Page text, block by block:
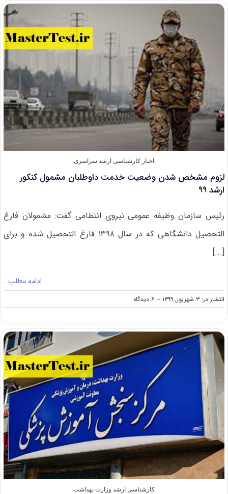
اخبار کارشناسی ارشد سراسری
لزوم مشخص شدن وضعیت خدمت داوطلبان مشمول کنکور
ارشد ۹۹
رئیس سازمان وظیفه عمومی نیروی انتظامی گفت: مشمولان فارغ
التحصیل دانشگاهی که در سال ۱۳۹۸ فارغ التحصیل شده و برای
[...]
ادامه مطلب…
انتشار در: ۳ شهریور, ۱۳۹۹ -- ۶ دیدگاه
on
لزوم
شدن
وضعیت
داوطلبان
کنکور
ارشد
۹۹
کارشناسی ارشد وزارت بهداشت